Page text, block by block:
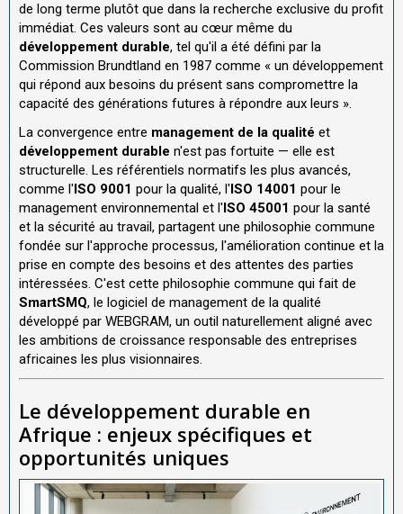
de long terme plutôt que dans la recherche exclusive du profit
immédiat. Ces valeurs sont au cœur même du
développement durable, tel qu'il a été défini par la
Commission Brundtland en 1987 comme « un développement
qui répond aux besoins du présent sans compromettre la
capacité des générations futures à répondre aux leurs ».
La convergence entre management de la qualité et
développement durable n'est pas fortuite — elle est
structurelle. Les référentiels normatifs les plus avancés,
comme l'ISO 9001 pour la qualité, l'ISO 14001 pour le
management environnemental et l'ISO 45001 pour la santé
et la sécurité au travail, partagent une philosophie commune
fondée sur l'approche processus, l'amélioration continue et la
prise en compte des besoins et des attentes des parties
intéressées. C'est cette philosophie commune qui fait de
SmartSMQ, le logiciel de management de la qualité
développé par WEBGRAM, un outil naturellement aligné avec
les ambitions de croissance responsable des entreprises
africaines les plus visionnaires.
Le développement durable en
Afrique : enjeux spécifiques et
opportunités uniques